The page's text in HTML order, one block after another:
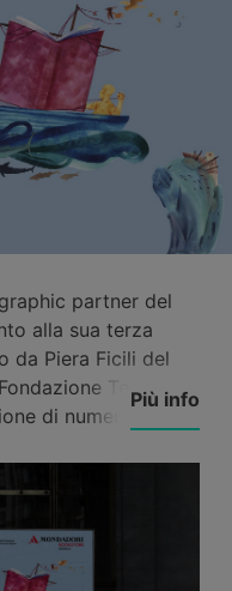
partner del
alla sua terza
da Piera Ficili del
Teatro
di numerosi
a molti altri, e si
città di Modica
Più info